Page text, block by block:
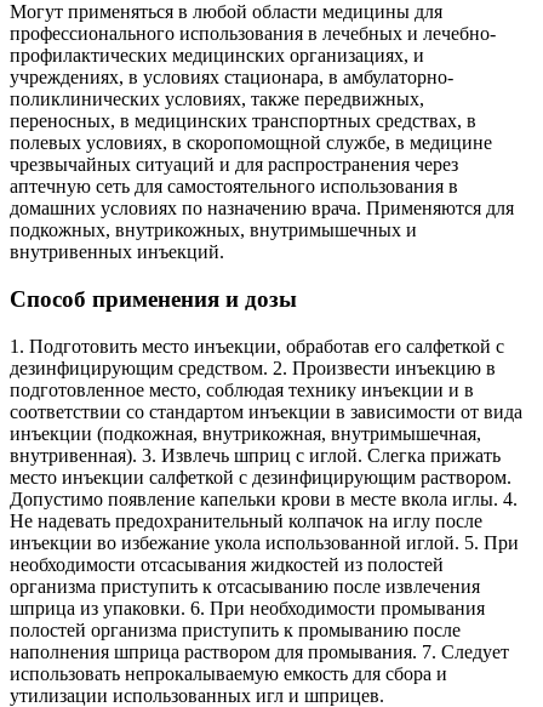
Могут применяться в любой области медицины для
профессионального использования в лечебных и лечебно-
профилактических медицинских организациях, и
учреждениях, в условиях стационара, в амбулаторно-
поликлинических условиях, также передвижных,
переносных, в медицинских транспортных средствах, в
полевых условиях, в скоропомощной службе, в медицине
чрезвычайных ситуаций и для распространения через
аптечную сеть для самостоятельного использования в
домашних условиях по назначению врача. Применяются для
подкожных, внутрикожных, внутримышечных и
внутривенных инъекций.
Способ применения и дозы
1. Подготовить место инъекции, обработав его салфеткой с
дезинфицирующим средством. 2. Произвести инъекцию в
подготовленное место, соблюдая технику инъекции и в
соответствии со стандартом инъекции в зависимости от вида
инъекции (подкожная, внутрикожная, внутримышечная,
внутривенная). 3. Извлечь шприц с иглой. Слегка прижать
место инъекции салфеткой с дезинфицирующим раствором.
Допустимо появление капельки крови в месте вкола иглы. 4.
Не надевать предохранительный колпачок на иглу после
инъекции во избежание укола использованной иглой. 5. При
необходимости отсасывания жидкостей из полостей
организма приступить к отсасыванию после извлечения
шприца из упаковки. 6. При необходимости промывания
полостей организма приступить к промыванию после
наполнения шприца раствором для промывания. 7. Следует
использовать непрокалываемую емкость для сбора и
утилизации использованных игл и шприцев.